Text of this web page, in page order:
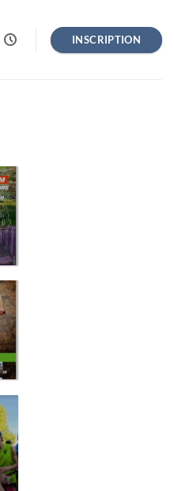
INSCRIPTION